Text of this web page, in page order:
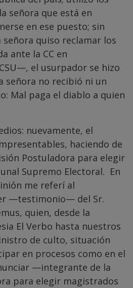
señora que está en
en ese puesto; sin
quiso reclamar los
ante la CC en
el usurpador se hizo
señora no recibió ni un
Mal paga el diablo a quien
nuevamente, el
haciendo de
Postuladora para elegir
Supremo Electoral. En
me referí al
—testimonio— del Sr.
quien, desde la
El Verbo hasta nuestros
de culto, situación
en procesos como en el
—integrante de la
para elegir magistrados